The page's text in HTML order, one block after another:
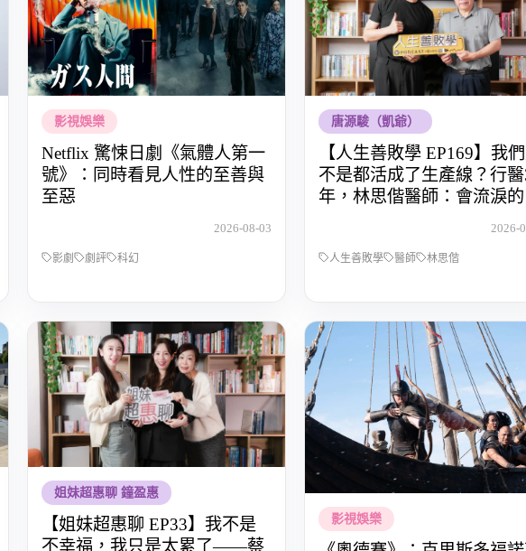
影視娛樂
Netflix 驚悚日劇《氣體人第一
號》：同時看見人性的至善與
至惡
2026-08-03
影劇 劇評 科幻
唐源駿（凱爺）
【人生善敗學 EP169】我
不是都活成了生產線？行醫
年，林思偕醫師：會流淚的
2026-
人生善敗學 醫師 林思偕
姐妹超惠聊 鐘盈惠
【姐妹超惠聊 EP33】我不是
不幸福，我只是太累了——蔡
影視娛樂